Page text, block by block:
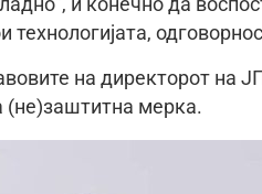
и конечно да
технологијата,
на директорот на
(не)заштитна мерка.